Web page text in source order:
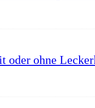
oder ohne